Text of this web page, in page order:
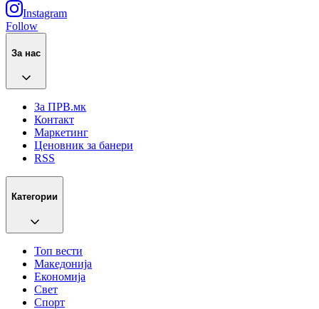
Instagram
Follow
За нас
За ПРВ.мк
Контакт
Маркетинг
Ценовник за банери
RSS
Категории
Топ вести
Македонија
Економија
Свет
Спорт